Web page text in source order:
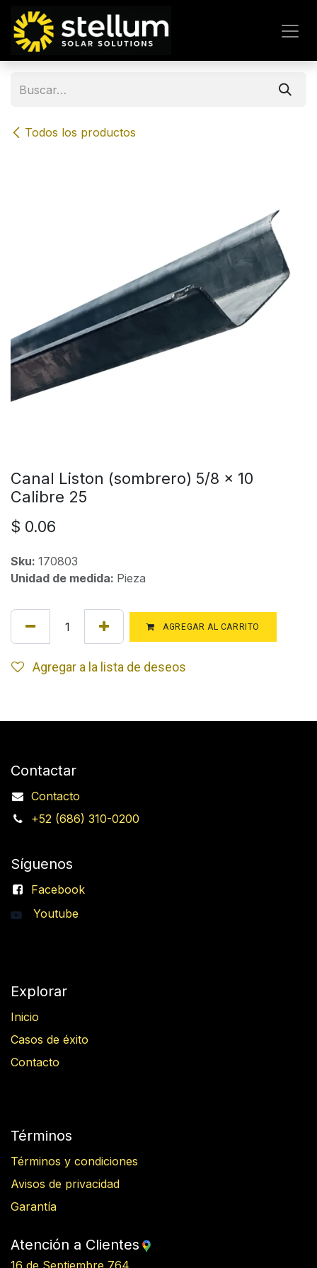
Todos los productos
Canal Liston (sombrero) 5/8 x 10
Calibre 25
$ 0.06
Sku: 170803
Unidad de medida: Pieza
AGREGAR AL CARRITO
Agregar a la lista de deseos
Contactar
Contacto
+52 (686) 310-0200
Síguenos
Facebook
Youtube
Explorar
Inicio
Casos de éxito
Contacto
Términos
Términos y condiciones
Avisos de privacidad
Garantía
Atención a Clientes
16 de Septiembre 764